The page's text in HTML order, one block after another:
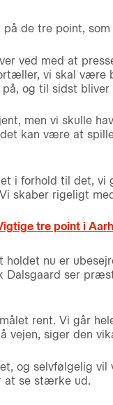
de tre point,
ved med at
vi skal være
på, og til sidst
men vi skulle
kan være at
i forhold til det,
skaber rigeligt
tre point i
nu er
Dalsgaard ser
rent. Vi går
vejen, siger den
og selvfølgelig
at se stærke ud.